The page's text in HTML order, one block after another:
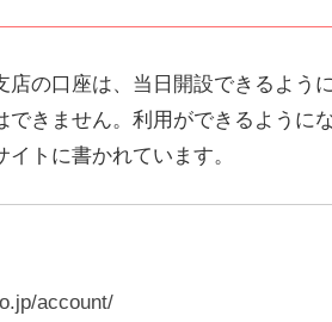
店の口座は、当日開設できるよう
できません。利用ができるように
トに書かれています。
account/